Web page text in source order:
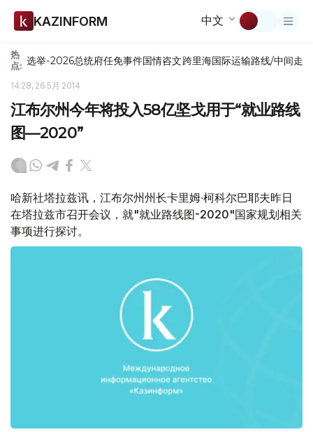
KAZINFORM 中文
热
点: 选举-2026总统府任免事件国情咨文跨里海国际运输路线/中间走廊
14:28, 26 5月 2014
江布尔州今年将投入58亿坚戈用于“就业路线
图—2020”
哈新社塔拉兹讯，江布尔州州长卡里姆∙柯科尔巴耶夫昨日
在塔拉兹市召开会议，就"就业路线图-2020"国家规划相关
事项进行探讨。